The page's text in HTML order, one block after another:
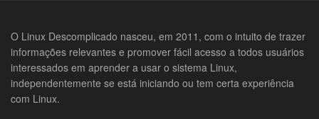
O Linux Descomplicado nasceu, em 2011, com o intuito de trazer
informações relevantes e promover fácil acesso a todos usuários
interessados em aprender a usar o sistema Linux,
independentemente se está iniciando ou tem certa experiência
com Linux.